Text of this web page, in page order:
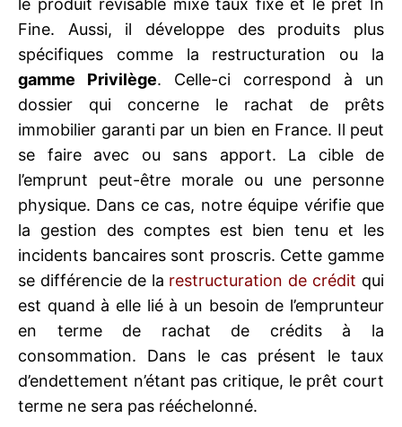
le produit révisable mixé taux fixe et le prêt In
Fine. Aussi, il développe des produits plus
spécifiques comme la restructuration ou la
gamme Privilège. Celle-ci correspond à un
dossier qui concerne le rachat de prêts
immobilier garanti par un bien en France. Il peut
se faire avec ou sans apport. La cible de
l’emprunt peut-être morale ou une personne
physique. Dans ce cas, notre équipe vérifie que
la gestion des comptes est bien tenu et les
incidents bancaires sont proscris. Cette gamme
se différencie de la restructuration de crédit qui
est quand à elle lié à un besoin de l’emprunteur
en terme de rachat de crédits à la
consommation. Dans le cas présent le taux
d’endettement n’étant pas critique, le prêt court
terme ne sera pas rééchelonné.